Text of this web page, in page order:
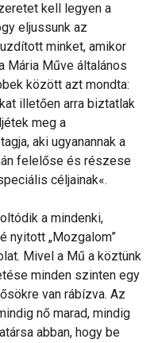
kell legyen a
eljussunk az
minket, amikor
Mária Műve általános
között azt mondta:
illetően arra biztatlak
meg a
aki ugyanannak a
felelőse és részese
céljainak«.
a mindenki,
nyitott „Mozgalom”
Mivel a Mű a köztünk
minden szinten egy
van rábízva. Az
nő marad, mindig
abban, hogy be